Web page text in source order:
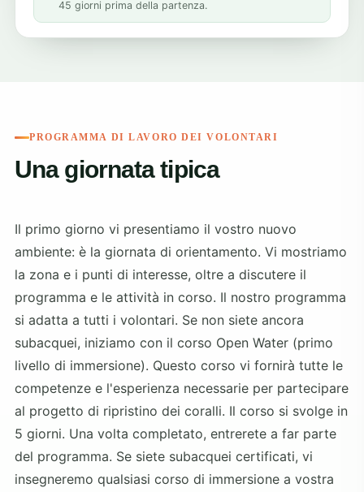
45 giorni prima della partenza.
PROGRAMMA DI LAVORO DEI VOLONTARI
Una giornata tipica
Il primo giorno vi presentiamo il vostro nuovo
ambiente: è la giornata di orientamento. Vi mostriamo
la zona e i punti di interesse, oltre a discutere il
programma e le attività in corso. Il nostro programma
si adatta a tutti i volontari. Se non siete ancora
subacquei, iniziamo con il corso Open Water (primo
livello di immersione). Questo corso vi fornirà tutte le
competenze e l'esperienza necessarie per partecipare
al progetto di ripristino dei coralli. Il corso si svolge in
5 giorni. Una volta completato, entrerete a far parte
del programma. Se siete subacquei certificati, vi
insegneremo qualsiasi corso di immersione a vostra